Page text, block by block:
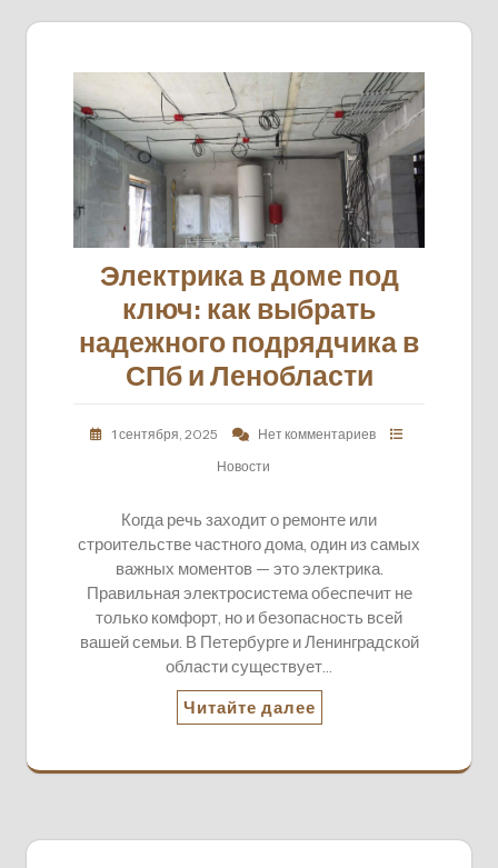
Электрика в доме под
ключ: как выбрать
надежного подрядчика в
СПб и Ленобласти
1 сентября, 2025
Нет комментариев
Новости
Когда речь заходит о ремонте или
строительстве частного дома, один из самых
важных моментов — это электрика.
Правильная электросистема обеспечит не
только комфорт, но и безопасность всей
вашей семьи. В Петербурге и Ленинградской
области существует…
Читайте далее